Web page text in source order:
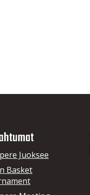
Juoksee
Basket